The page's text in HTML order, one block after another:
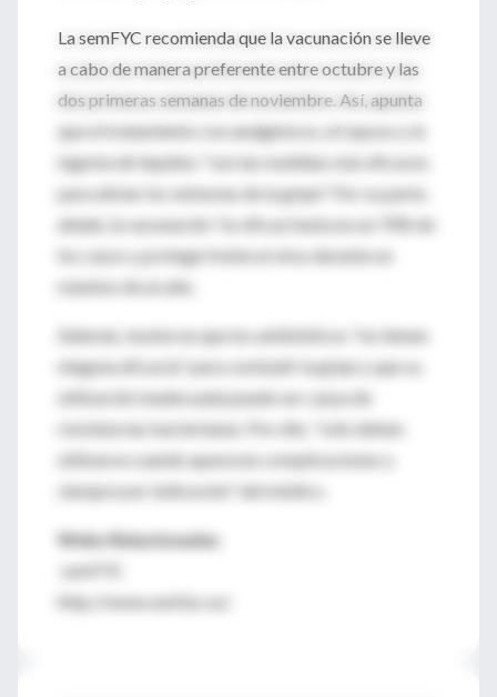
La semFYC recomienda que la vacunación se lleve
a cabo de manera preferente entre octubre y las
dos primeras semanas de noviembre. Así, apunta
que el tratamiento con analgésicos, el reposo y la
ingesta de líquidos "son las medidas más eficaces
para aliviar los síntomas de la gripe". Por su parte,
añade, la vacunación "es eficaz hasta en un 70% de
los casos y protege frente al virus durante un
máximo de un año.
Además, insiste en que los antibióticos "no tienen
ninguna eficacia" para combatir la gripe y que su
utilización inadecuada puede ser causa de
resistencias bacterianas. Por ello, "sólo deben
utilizarse cuando aparecen complicaciones y
siempre por indicación" del médico.
Webs Relacionadas
semFYC
http://www.semfyc.es/